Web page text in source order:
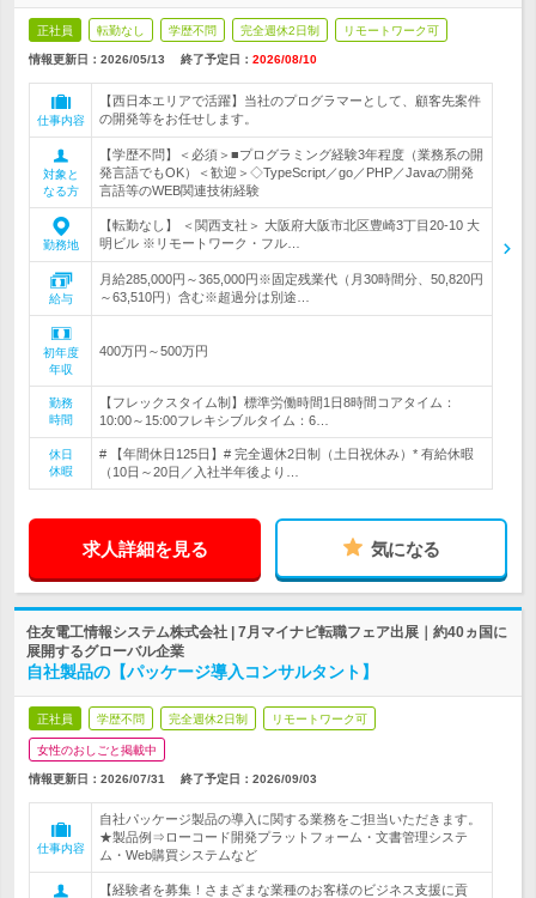
正社員 転勤なし 学歴不問 完全週休2日制 リモートワーク可
情報更新日：2026/05/13 終了予定日： 2026/08/10
仕事内容
【西日本エリアで活躍】当社のプログラマーとして、顧客先案件
の開発等をお任せします。
対象と
なる方
【学歴不問】＜必須＞■プログラミング経験3年程度（業務系の開
発言語でもOK）＜歓迎＞◇TypeScript／go／PHP／Javaの開発
言語等のWEB関連技術経験
勤務地
【転勤なし】 ＜関西支社＞ 大阪府大阪市北区豊崎3丁目20‐10 大
明ビル ※リモートワーク・フル…
給与
月給285,000円～365,000円※固定残業代（月30時間分、50,820円
～63,510円）含む※超過分は別途…
初年度
年収
400万円～500万円
勤務
時間
【フレックスタイム制】標準労働時間1日8時間コアタイム：
10:00～15:00フレキシブルタイム：6…
休日
休暇
# 【年間休日125日】# 完全週休2日制（土日祝休み）* 有給休暇
（10日～20日／入社半年後より…
求人詳細を見る 気になる
住友電工情報システム株式会社 | 7月マイナビ転職フェア出展｜約40ヵ国に
展開するグローバル企業
自社製品の【パッケージ導入コンサルタント】
正社員 学歴不問 完全週休2日制 リモートワーク可
女性のおしごと掲載中
情報更新日：2026/07/31 終了予定日： 2026/09/03
仕事内容
自社パッケージ製品の導入に関する業務をご担当いただきます。
★製品例⇒ローコード開発プラットフォーム・文書管理システ
ム・Web購買システムなど
【経験者を募集！さまざまな業種のお客様のビジネス支援に貢